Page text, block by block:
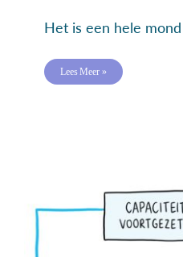
Het is een hele
Lees Meer »